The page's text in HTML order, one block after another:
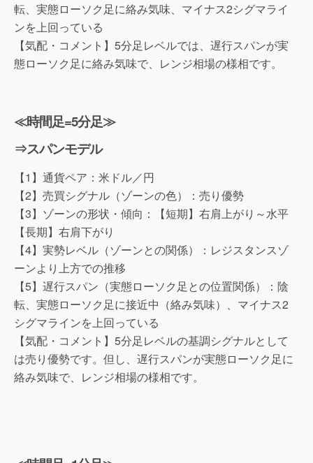
転、実態ローソク足に絡み気味、マイナス2シグマライ
ンを上回っている
【気配・コメント】5分足レベルでは、遅行スパンが実
態ローソク足に絡み気味で、レンジ相場の様相です。
≪時間足=5分足≫
⇒スパンモデル
【1】通貨ペア：米ドル／円
【2】売買シグナル（ゾーンの色）：売り優勢
【3】ゾーンの形状・傾向：【短期】右肩上がり～水平
【長期】右肩下がり
【4】実勢レベル（ゾーンとの関係）：レジスタンスゾ
ーンより上方での推移
【5】遅行スパン（実態ローソク足との位置関係）：陰
転、実態ローソク足に接近中（絡み気味）、マイナス2
シグマラインを上回っている
【気配・コメント】5分足レベルの基調シグナルとして
は売り優勢です。但し、遅行スパンが実態ローソク足に
絡み気味で、レンジ相場の様相です。